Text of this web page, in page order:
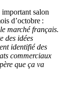
salon
d’octobre :
marché français.
des idées
identifié des
commerciaux
que ça va